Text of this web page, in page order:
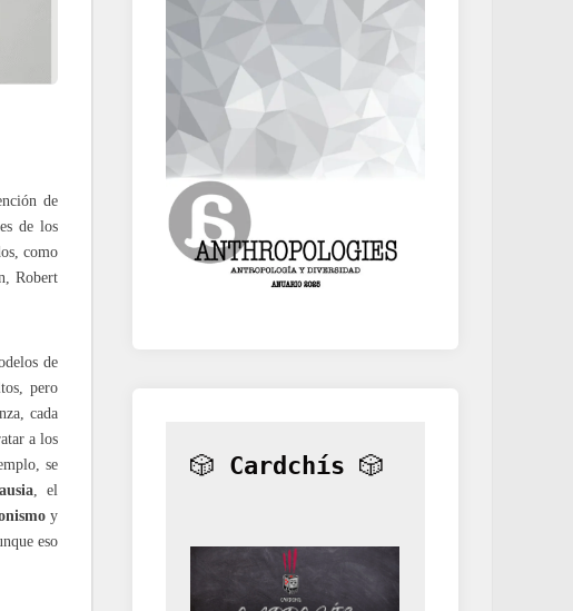
de
de los
como
Robert
de
pero
cada
a los
se
, el
y
eso
🎲 Cardchís 🎲